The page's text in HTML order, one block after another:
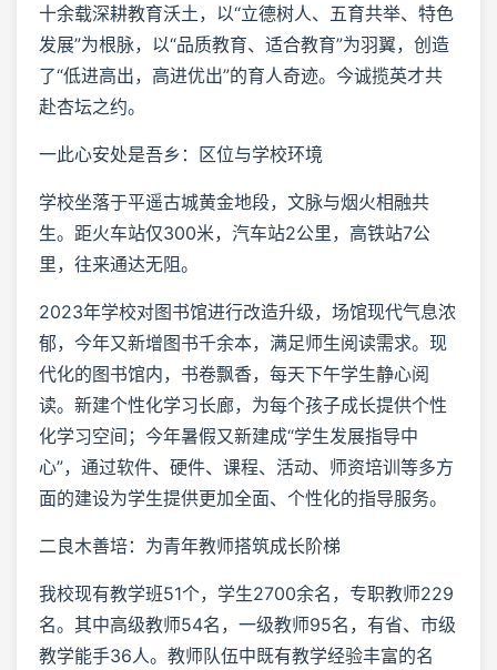
十余载深耕教育沃土，以“立德树人、五育共举、特色
发展”为根脉，以“品质教育、适合教育”为羽翼，创造
了“低进高出，高进优出”的育人奇迹。今诚揽英才共
赴杏坛之约。
一此心安处是吾乡：区位与学校环境
学校坐落于平遥古城黄金地段，文脉与烟火相融共
生。距火车站仅300米，汽车站2公里，高铁站7公
里，往来通达无阻。
2023年学校对图书馆进行改造升级，场馆现代气息浓
郁，今年又新增图书千余本，满足师生阅读需求。现
代化的图书馆内，书卷飘香，每天下午学生静心阅
读。新建个性化学习长廊，为每个孩子成长提供个性
化学习空间；今年暑假又新建成“学生发展指导中
心”，通过软件、硬件、课程、活动、师资培训等多方
面的建设为学生提供更加全面、个性化的指导服务。
二良木善培：为青年教师搭筑成长阶梯
我校现有教学班51个，学生2700余名，专职教师229
名。其中高级教师54名，一级教师95名，有省、市级
教学能手36人。教师队伍中既有教学经验丰富的名